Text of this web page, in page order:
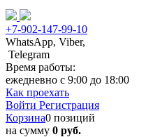
+7-902-147-99-10
WhatsApp, Viber,
Telegram
Время работы:
ежедневно с 9:00 до 18:00
Как проехать
Войти Регистрация
Корзина0 позиций
на сумму 0 руб.